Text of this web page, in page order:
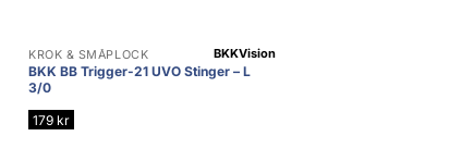
KROK & SMÅPLOCK
BKK BB Trigger-21 UVO Stinger – L
3/0
BKKVision
179 kr